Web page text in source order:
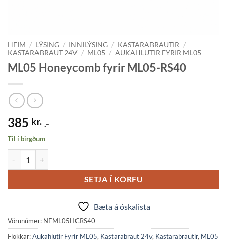
HEIM / LÝSING / INNILÝSING / KASTARABRAUTIR
/
KASTARABRAUT 24V / ML05 / AUKAHLUTIR FYRIR ML05
ML05 Honeycomb fyrir ML05-RS40
385 kr. .-
Til í birgðum
SETJA Í KÖRFU
Bæta á óskalista
Vörunúmer: NEML05HCRS40
Flokkar:Aukahlutir Fyrir ML05, Kastarabraut 24v, Kastarabrautir, ML05